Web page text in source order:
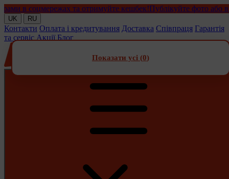
соцмережах та отримуйте кешбек!Публікуйте фото або
UK RU
Контакти Оплата і кредитування Доставка Співпраця Гарантія
та сервіс Акції Блог
Показати усі (0)